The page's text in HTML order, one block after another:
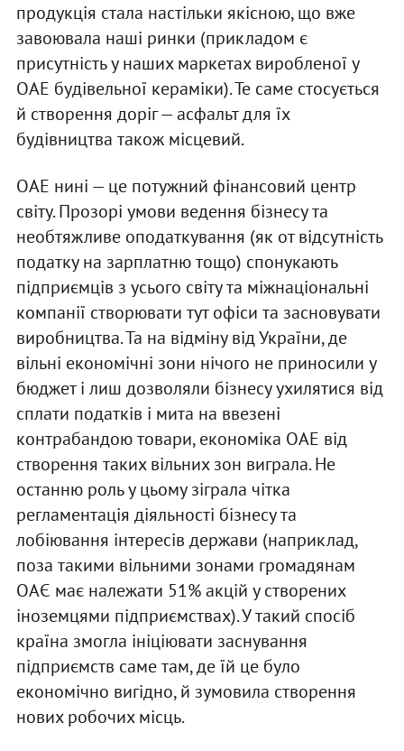
продукція стала настільки якісною, що вже
завоювала наші ринки (прикладом є
присутність у наших маркетах виробленої у
ОАЕ будівельної кераміки). Те саме стосується
й створення доріг — асфальт для їх
будівництва також місцевий.
ОАЕ нині — це потужний фінансовий центр
світу. Прозорі умови ведення бізнесу та
необтяжливе оподаткування (як от відсутність
податку на зарплатню тощо) спонукають
підприємців з усього світу та міжнаціональні
компанії створювати тут офіси та засновувати
виробництва. Та на відміну від України, де
вільні економічні зони нічого не приносили у
бюджет і лиш дозволяли бізнесу ухилятися від
сплати податків і мита на ввезені
контрабандою товари, економіка ОАЕ від
створення таких вільних зон виграла. Не
останню роль у цьому зіграла чітка
регламентація діяльності бізнесу та
лобіювання інтересів держави (наприклад,
поза такими вільними зонами громадянам
ОАЄ має належати 51% акцій у створених
іноземцями підприємствах). У такий спосіб
країна змогла ініціювати заснування
підприємств саме там, де їй це було
економічно вигідно, й зумовила створення
нових робочих місць.